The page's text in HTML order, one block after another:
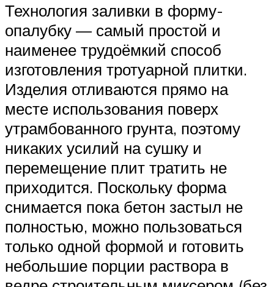
Технология заливки в форму-
опалубку — самый простой и
наименее трудоёмкий способ
изготовления тротуарной плитки.
Изделия отливаются прямо на
месте использования поверх
утрамбованного грунта, поэтому
никаких усилий на сушку и
перемещение плит тратить не
приходится. Поскольку форма
снимается пока бетон застыл не
полностью, можно пользоваться
только одной формой и готовить
небольшие порции раствора в